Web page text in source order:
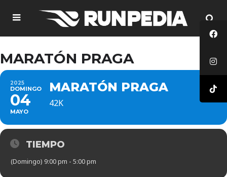
MARATÓN PRAGA
2025
DOMINGO
04
MAYO
MARATÓN PRAGA
42K
TIEMPO
(Domingo) 9:00 pm - 5:00 pm